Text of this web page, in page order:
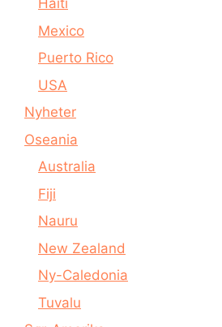
Haiti
Mexico
Puerto Rico
USA
Nyheter
Oseania
Australia
Fiji
Nauru
New Zealand
Ny-Caledonia
Tuvalu